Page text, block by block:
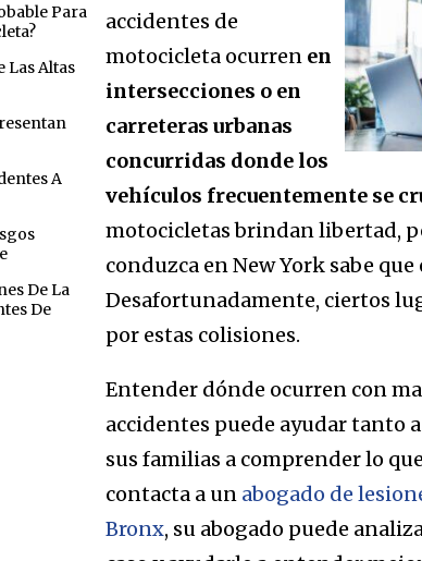
Para
Las Altas
A
De La
De
accidentes de
motocicleta ocurren en
intersecciones o en
carreteras urbanas
concurridas donde los
vehículos frecuentemente se
motocicletas brindan libertad,
conduzca en New York sabe
Desafortunadamente, ciertos
por estas colisiones.
Entender dónde ocurren con
accidentes puede ayudar tanto
sus familias a comprender lo
contacta a un abogado de
Bronx, su abogado puede